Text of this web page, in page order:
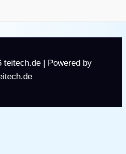
| Powered by